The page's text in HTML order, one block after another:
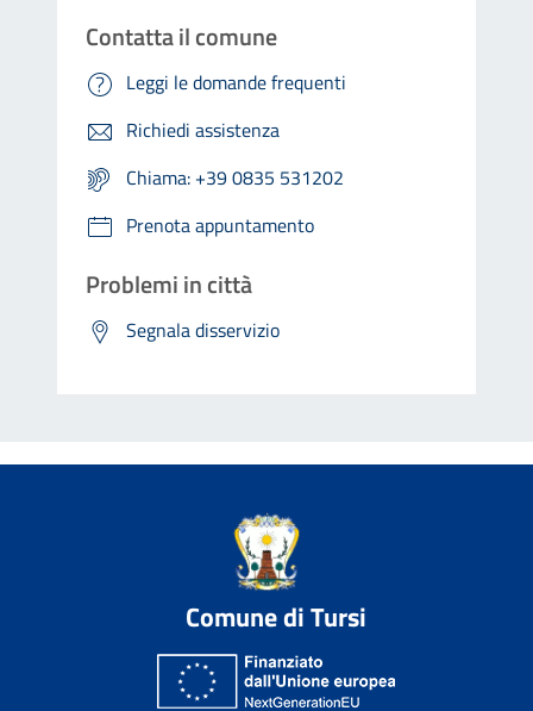
Contatta il comune
Leggi le domande frequenti
Richiedi assistenza
Chiama: +39 0835 531202
Prenota appuntamento
Problemi in città
Segnala disservizio
Comune di Tursi